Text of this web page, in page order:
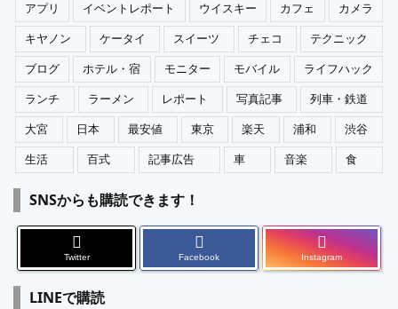
アプリ
イベントレポート ウイスキー カフェ
カメラ
キヤノン
ケータイ スイーツ チェコ
テクニック
ブログ
ホテル・宿 モニター モバイル
ライフハック
ランチ
ラーメン レポート 写真記事
列車・鉄道
大宮
日本 最安値 東京 楽天 浦和
渋谷
生活
百式 記事広告 車 音楽 食
SNSからも購読できます！
Twitter Facebook Instagram
LINEで購読